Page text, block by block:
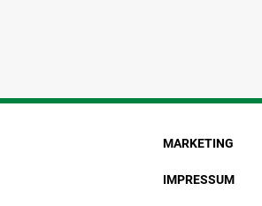
MARKETING
IMPRESSUM